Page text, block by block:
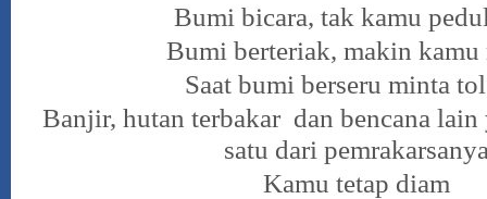
Bumi bicara, tak kamu
Bumi berteriak, makin kamu
Saat bumi berseru minta
Banjir, hutan terbakar dan bencana lain
satu dari
Kamu tetap diam